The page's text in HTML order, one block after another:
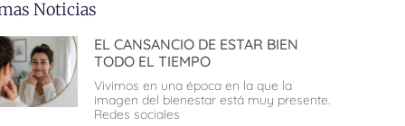
Noticias
EL CANSANCIO DE ESTAR BIEN
TODO EL TIEMPO
Vivimos en una época en la que la
imagen del bienestar está muy presente.
Redes sociales